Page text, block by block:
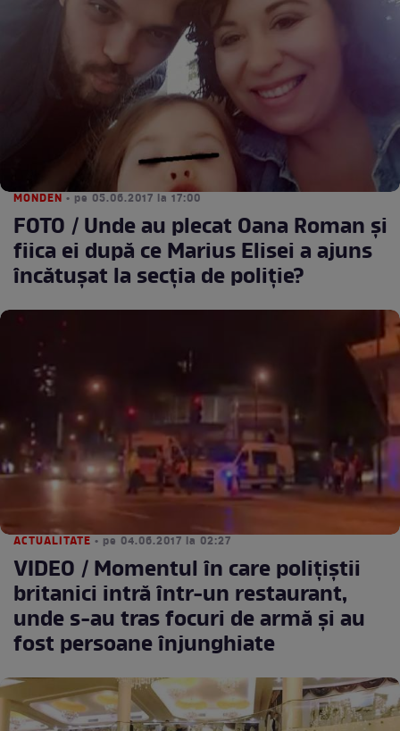
MONDEN • pe 05.06.2017 la 17:00
FOTO / Unde au plecat Oana Roman şi
fiica ei după ce Marius Elisei a ajuns
încătuşat la secţia de poliţie?
ACTUALITATE • pe 04.06.2017 la 02:27
VIDEO / Momentul în care polițiștii
britanici intră într-un restaurant,
unde s-au tras focuri de armă și au
fost persoane înjunghiate